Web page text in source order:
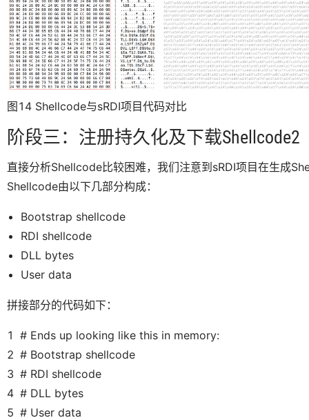
图14 Shellcode与sRDI项目代码对比
阶段三：注册持久化及下载Shellcode2
直接分析Shellcode比较困难，我们注意到sRDI项目在生成
Shellcode由以下几部分构成：
Bootstrap shellcode
RDI shellcode
DLL bytes
User data
拼接部分的代码如下：
1
2
3
4
5
# Ends up looking like this in memory:
# Bootstrap shellcode
# RDI shellcode
# DLL bytes
# User data